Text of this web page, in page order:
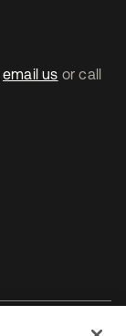
email us or call